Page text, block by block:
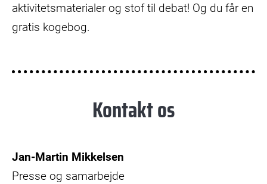
aktivitetsmaterialer og stof til debat! Og du får en
gratis kogebog.
Kontakt os
Jan-Martin Mikkelsen
Presse og samarbejde